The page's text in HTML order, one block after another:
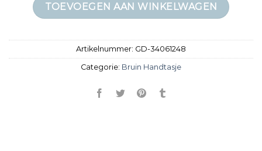
TOEVOEGEN AAN WINKELWAGEN
Artikelnummer: GD-34061248
Categorie: Bruin Handtasje